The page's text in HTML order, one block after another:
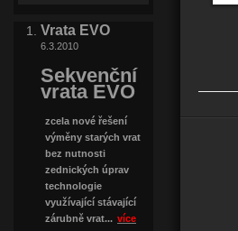
Vrata EVO
6.3.2010
Sekvenční
vrata EVO
zcela nové řešení
výměny starých vrat
bez nutnosti
zednických úprav
technologie
využívající stávající
zárubně vrat... více